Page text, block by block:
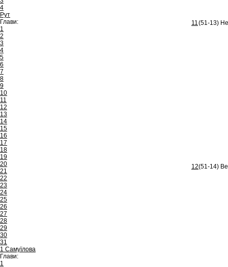
4
Рут
Глави:
1
2
3
4
5
6
7
8
9
10
11
12
13
14
15
16
17
18
19
20
21
22
23
24
25
26
27
28
29
30
31
1 Самуїлова
Глави:
1
11(51-13) Не
12(51-14)